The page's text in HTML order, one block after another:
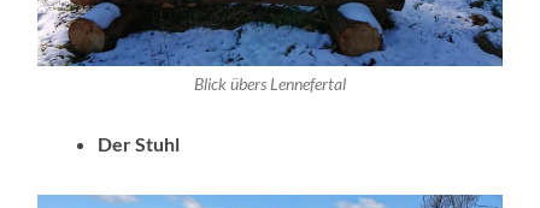
Blick übers Lennefertal
Der Stuhl